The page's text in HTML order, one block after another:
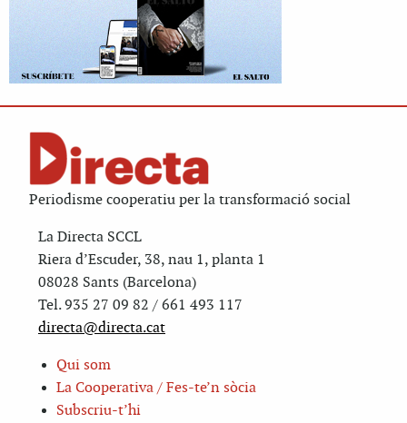
Periodisme cooperatiu per la transformació social
La Directa SCCL
Riera d’Escuder, 38, nau 1, planta 1
08028 Sants (Barcelona)
Tel. 935 27 09 82 / 661 493 117
directa@directa.cat
Qui som
La Cooperativa / Fes-te’n sòcia
Subscriu-t’hi